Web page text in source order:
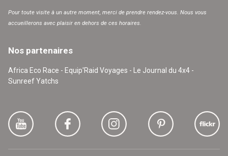
Pour toute visite à un autre moment, merci de prendre rendez-vous. Nous vous
accueillerons avec plaisir en dehors de ces horaires.
Nos partenaires
Africa Eco Race - Equip'Raid Voyages - Le Journal du 4x4 -
Sunreef Yatchs